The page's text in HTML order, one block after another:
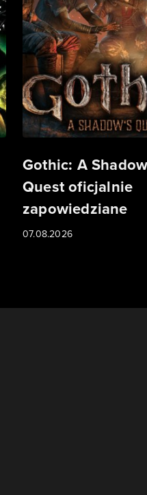
Gothic: A
Quest oficjalnie
zapowiedziane
07.08.2026